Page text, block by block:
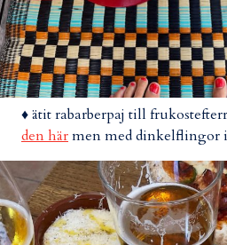
♦ ätit rabarberpaj till
den härmen med dinkelflingor